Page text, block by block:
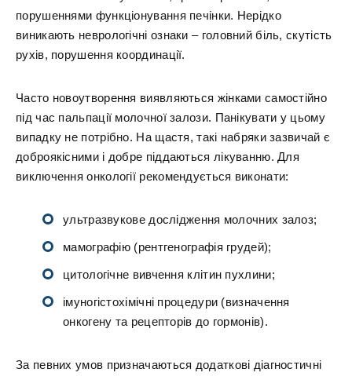
порушеннями функціонування печінки. Нерідко
виникають неврологічні ознаки – головний біль, скутість
рухів, порушення координації.
Часто новоутворення виявляються жінками самостійно
під час пальпації молочної залози. Панікувати у цьому
випадку не потрібно. На щастя, такі набряки зазвичай є
доброякісними і добре піддаються лікуванню. Для
виключення онкології рекомендується виконати:
ультразвукове дослідження молочних залоз;
мамографію (рентгенографія грудей);
цитологічне вивчення клітин пухлини;
імуногістохімічні процедури (визначення
онкогену та рецепторів до гормонів).
За певних умов призначаються додаткові діагностичні